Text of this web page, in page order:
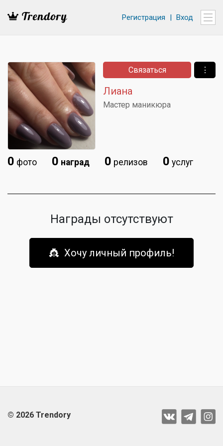
Регистрация | Вход
Мастер маникюра
Лиана
Связаться ⋮
0 фото 0 наград 0 релизов 0 услуг
Награды отсутствуют
👸 Хочу личный профиль!
© 2026 Trendory